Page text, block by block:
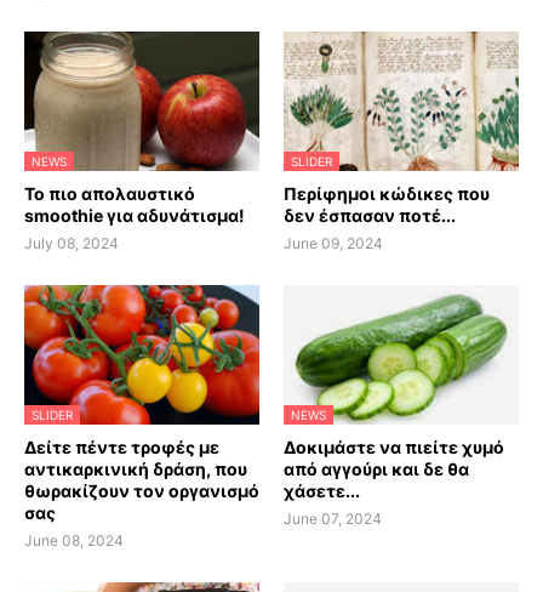
NEWS
Το πιο απολαυστικό
smoothie για αδυνάτισμα!
July 08, 2024
SLIDER
Περίφημοι κώδικες που
δεν έσπασαν ποτέ...
June 09, 2024
SLIDER
Δείτε πέντε τροφές με
αντικαρκινική δράση, που
θωρακίζουν τον οργανισμό
σας
June 08, 2024
NEWS
Δοκιμάστε να πιείτε χυμό
από αγγούρι και δε θα
χάσετε...
June 07, 2024